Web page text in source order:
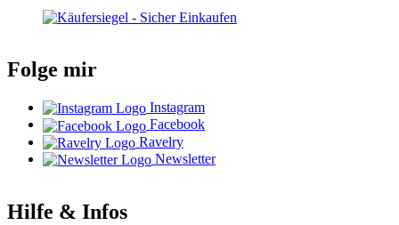
Folge mir
Instagram
Facebook
Ravelry
Newsletter
Hilfe & Infos